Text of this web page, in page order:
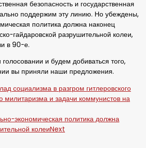
безопасность и государственная
поддержим эту линию. Но убеждены,
политика должна наконец
гайдаровской разрушительной колеи,
в 90-е.
и будем добиваться того,
вы приняли наши предложения.
социализма в разгром гитлеровского
милитаризма и задачи коммунистов на
экономическая политика должна
колеиNext